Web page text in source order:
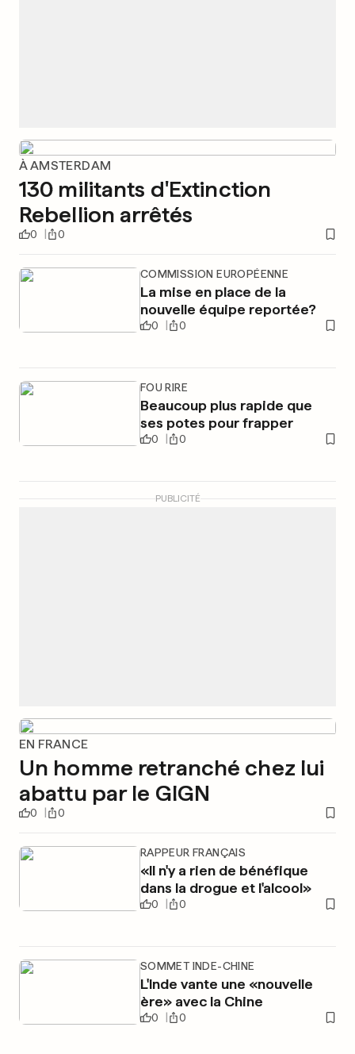
À AMSTERDAM
130 militants d'Extinction
Rebellion arrêtés
0 0
COMMISSION EUROPÉENNE
La mise en place de la
nouvelle équipe reportée?
0 0
FOU RIRE
Beaucoup plus rapide que
ses potes pour frapper
0 0
PUBLICITÉ
EN FRANCE
Un homme retranché chez lui
abattu par le GIGN
0 0
RAPPEUR FRANÇAIS
«Il n'y a rien de bénéfique
dans la drogue et l'alcool»
0 0
SOMMET INDE-CHINE
L'Inde vante une «nouvelle
ère» avec la Chine
0 0